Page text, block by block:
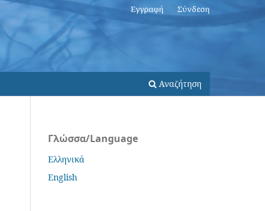
Αναζήτηση
Εγγραφή Σύνδεση
Γλώσσα/Language
Ελληνικά
English